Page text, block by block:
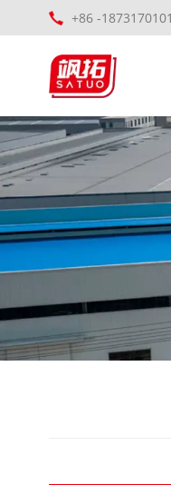
+86 -